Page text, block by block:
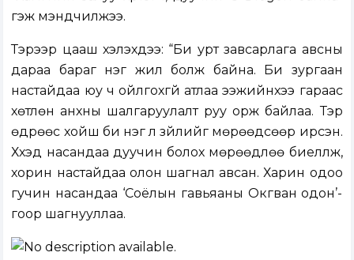
гэж мэндчилжээ.
Тэрээр цааш хэлэхдээ: “Би урт завсарлага авсны
дараа бараг нэг жил болж байна. Би зургаан
настайдаа юу ч ойлгохгүй атлаа ээжийнхээ гараас
хөтлөн анхны шалгаруулалт руу орж байлаа. Тэр
өдрөөс хойш би нэг л зүйлийг мөрөөдсөөр ирсэн.
Хүүхэд насандаа дуучин болох мөрөөдлөө биелүүлж,
хорин настайдаа олон шагнал авсан. Харин одоо
гучин насандаа ‘Соёлын гавьяаны Окгван одон’-
гоор шагнууллаа.